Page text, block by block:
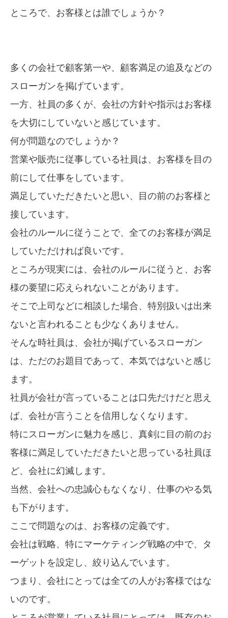
ところで、お客様とは誰でしょうか？
多くの会社で顧客第一や、顧客満足の追及などの
スローガンを掲げています。
一方、社員の多くが、会社の方針や指示はお客様
を大切にしていないと感じています。
何が問題なのでしょうか？
営業や販売に従事している社員は、お客様を目の
前にして仕事をしています。
満足していただきたいと思い、目の前のお客様と
接しています。
会社のルールに従うことで、全てのお客様が満足
していただければ良いです。
ところが現実には、会社のルールに従うと、お客
様の要望に応えられないことがあります。
そこで上司などに相談した場合、特別扱いは出来
ないと言われることも少なくありません。
そんな時社員は、会社が掲げているスローガン
は、ただのお題目であって、本気ではないと感じ
ます。
社員が会社が言っていることは口先だけだと思え
ば、会社が言うことを信用しなくなります。
特にスローガンに魅力を感じ、真剣に目の前のお
客様に満足していただきたいと思っている社員ほ
ど、会社に幻滅します。
当然、会社への忠誠心もなくなり、仕事のやる気
も下がります。
ここで問題なのは、お客様の定義です。
会社は戦略、特にマーケティング戦略の中で、タ
ーゲットを設定し、絞り込んでいます。
つまり、会社にとっては全ての人がお客様ではな
いのです。